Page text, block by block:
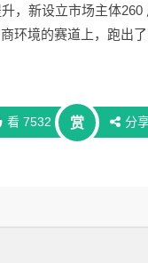
，新设立市场主体
环境的赛道上，跑出了
看7532 赏 分